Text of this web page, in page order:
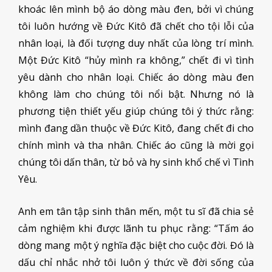
khoác lên mình bộ áo dòng màu đen, bởi vì chúng
tôi luôn hướng về Đức Kitô đã chết cho tội lỗi của
nhân loại, là đối tượng duy nhất của lòng trí mình.
Một Đức Kitô “hủy mình ra không,” chết đi vì tình
yêu dành cho nhân loại. Chiếc áo dòng màu đen
không làm cho chúng tôi nổi bật. Nhưng nó là
phương tiện thiết yếu giúp chúng tôi ý thức rằng:
mình đang dần thuộc về Đức Kitô, đang chết đi cho
chính mình và tha nhân. Chiếc áo cũng là mời gọi
chúng tôi dấn thân, từ bỏ và hy sinh khổ chế vì Tình
Yêu.
Anh em tân tập sinh thân mến, một tu sĩ đã chia sẻ
cảm nghiệm khi được lãnh tu phục rằng: “Tấm áo
dòng mang một ý nghĩa đặc biệt cho cuộc đời. Đó là
dấu chỉ nhắc nhở tôi luôn ý thức về đời sống của